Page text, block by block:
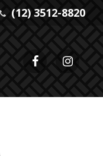
(12) 3512-8820